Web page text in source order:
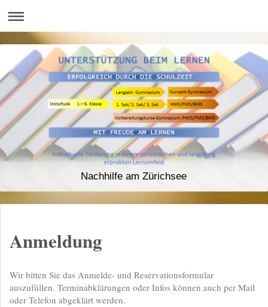
Nachhilfe am Zürichsee
Anmeldung
Wir bitten Sie das Anmelde- und Reservationsformular
auszufüllen. Terminabklärungen oder Infos können auch per Mail
oder Telefon abgeklärt werden.